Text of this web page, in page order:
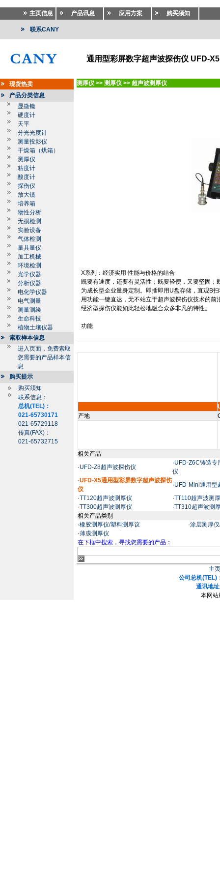
主页信息 产品讯息 应用方案 购买须知
联系CANY
通用型彩屏数字超声波探伤仪 UFD-X5
现货热卖
产品分类信息
显微镜
硬度计
天平
分光光度计
测量投影仪
干燥箱（烘箱）
测厚仪
粘度计
酸度计
探伤仪
放大镜
培养箱
物性分析
无损检测
实验设备
气体检测
量具量仪
加工机械
环境检测
光学仪器
分析仪器
电化学仪器
电气测量
测量测绘
生命科技
植物土壤仪器
索取样本信息
进入页面，免费索取
您需要的产品样本信
息
购买提示
购买须知
联系信息：
总机(TEL)：
021-65730171
021-65729118
传真(FAX)：
021-65732715
测厚仪 >> 测厚仪 >> 超声波测厚仪
X系列：经济实用 性能与价格的结合
既要有速度，还要有灵活性；既要轻便，又要坚固；
为成长型企业量身定制。即插即用 U盘存储，直观B
用功能一键直达，无不站立于超声波探伤仪技术的前
经济型探伤仪能如此轻松地融合众多非凡的特性。
功能
产地
相关产品
·UFD-Z8超声波探伤仪
·UFD-Z6C铸造专
仪
·UFD-X5通用型彩屏数字超声波探伤
仪
·UFD-Mini通用型
·TT120超声波测厚仪 ·TT110超声波测
·TT300超声波测厚仪 ·TT310超声波测
相关产品类别
·橡胶测厚仪/塑料测厚议 ·涂层测厚
·薄膜测厚仪
在下框中搜索，寻找您需要的产品：
主
公司总机
通讯地
本网